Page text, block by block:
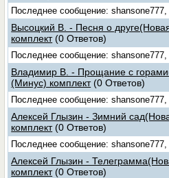
Последнее сообщение:
Высоцкий В. - Песня о
комплект (0 Ответов)
Последнее сообщение:
Владимир В. - Прощание с
(Минус) комплект (0 Ответов)
Последнее сообщение:
Алексей Глызин - Зимний
комплект (0 Ответов)
Последнее сообщение:
Алексей Глызин -
комплект (0 Ответов)